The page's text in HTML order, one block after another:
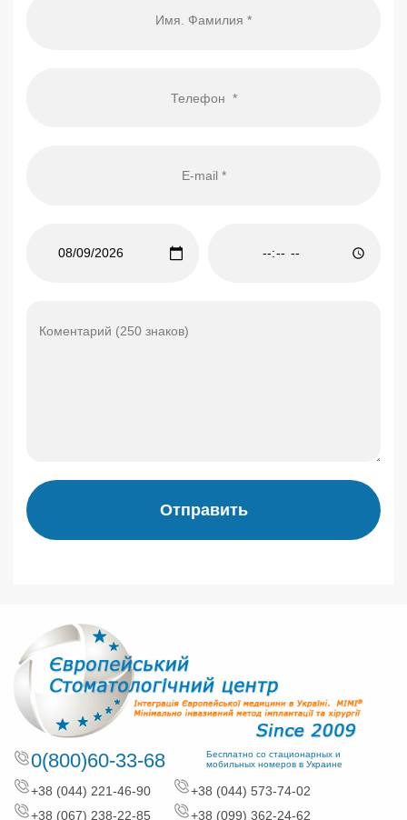
Отправить
0(800)60-33-68
Бесплатно со стационарных и
мобильных номеров в Украине
+38 (044) 221-46-90
+38 (044) 573-74-02
+38 (067) 238-22-85
+38 (099) 362-24-62